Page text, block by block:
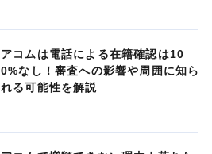
アコムは電話による在籍確認は10
0%なし！審査への影響や周囲に知ら
れる可能性を解説